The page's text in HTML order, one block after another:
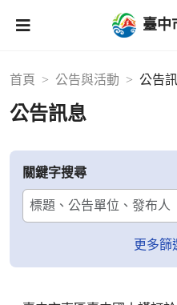
臺中
首頁 公告與活動 公告
公告訊息
關鍵字搜尋
更多篩